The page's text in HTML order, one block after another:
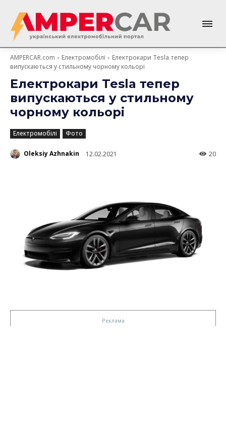
AMPERCAR.com Електромобілі
Електрокари Tesla тепер
випускаються у стильному чорному кольорі
Електрокари Tesla тепер
випускаються у стильному
чорному кольорі
Електромобілі Фото
Oleksiy Azhnakin 12.02.2021 20